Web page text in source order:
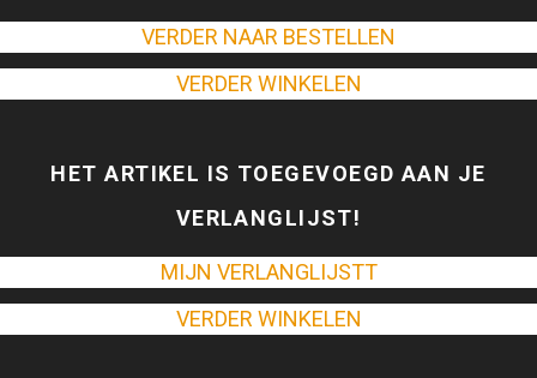
VERDER NAAR BESTELLEN
VERDER WINKELEN
HET ARTIKEL IS TOEGEVOEGD AAN JE
VERLANGLIJST!
MIJN VERLANGLIJSTT
VERDER WINKELEN